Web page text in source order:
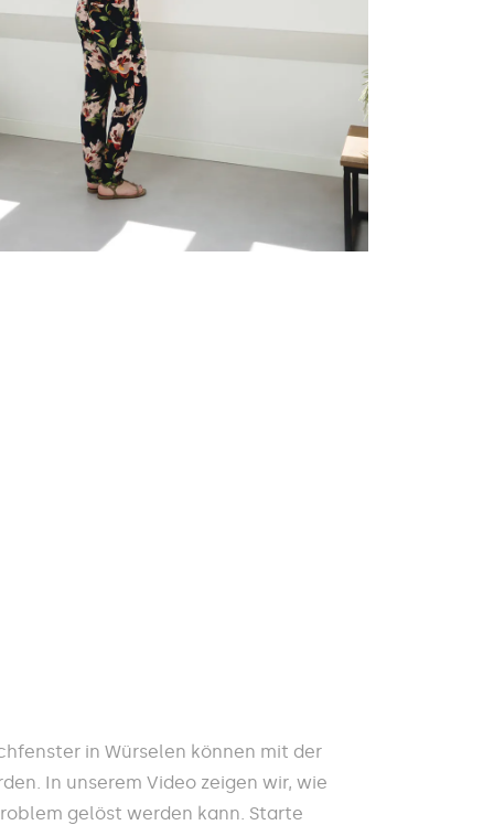
in Würselen können mit der
In unserem Video zeigen wir, wie
gelöst werden kann. Starte